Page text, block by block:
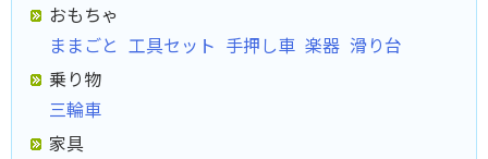
おもちゃ
ままごと 工具セット 手押し車 楽器 滑り台
乗り物
三輪車
家具